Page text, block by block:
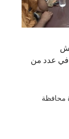
في عدد من
محافظة